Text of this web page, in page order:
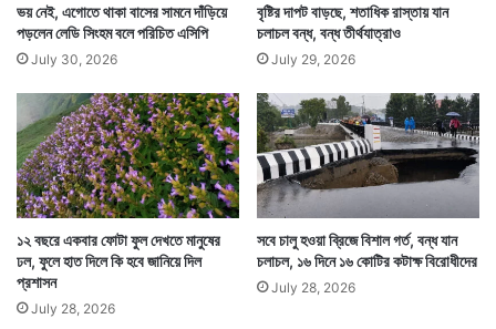
ভয় নেই, এগোতে থাকা বাসের সামনে দাঁড়িয়ে
পড়লেন লেডি সিংহম বলে পরিচিত এসিপি
July 30, 2026
বৃষ্টির দাপট বাড়ছে, শতাধিক রাস্তায় যান
চলাচল বন্ধ, বন্ধ তীর্থযাত্রাও
July 29, 2026
১২ বছরে একবার ফোটা ফুল দেখতে মানুষের
ঢল, ফুলে হাত দিলে কি হবে জানিয়ে দিল
প্রশাসন
July 28, 2026
সবে চালু হওয়া ব্রিজে বিশাল গর্ত, বন্ধ যান
চলাচল, ১৬ দিনে ১৬ কোটির কটাক্ষ বিরোধীদের
July 28, 2026